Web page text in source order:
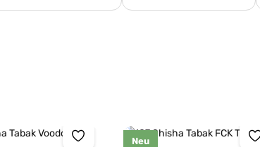
Neu